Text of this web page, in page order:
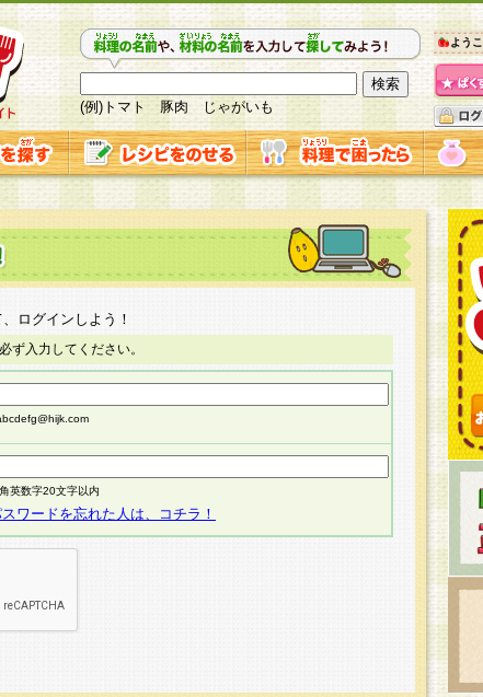
(例)トマト 豚肉 じゃがいも
よう
ログインしよう！
ず入力してください。
英数字20文字以内
ワードを忘れた人は、コチラ！